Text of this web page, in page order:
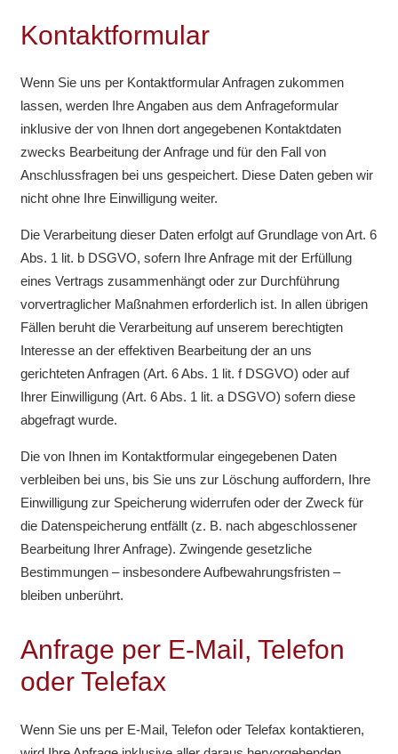
Kontaktformular
Wenn Sie uns per Kontaktformular Anfragen zukommen
lassen, werden Ihre Angaben aus dem Anfrageformular
inklusive der von Ihnen dort angegebenen Kontaktdaten
zwecks Bearbeitung der Anfrage und für den Fall von
Anschlussfragen bei uns gespeichert. Diese Daten geben wir
nicht ohne Ihre Einwilligung weiter.
Die Verarbeitung dieser Daten erfolgt auf Grundlage von Art. 6
Abs. 1 lit. b DSGVO, sofern Ihre Anfrage mit der Erfüllung
eines Vertrags zusammenhängt oder zur Durchführung
vorvertraglicher Maßnahmen erforderlich ist. In allen übrigen
Fällen beruht die Verarbeitung auf unserem berechtigten
Interesse an der effektiven Bearbeitung der an uns
gerichteten Anfragen (Art. 6 Abs. 1 lit. f DSGVO) oder auf
Ihrer Einwilligung (Art. 6 Abs. 1 lit. a DSGVO) sofern diese
abgefragt wurde.
Die von Ihnen im Kontaktformular eingegebenen Daten
verbleiben bei uns, bis Sie uns zur Löschung auffordern, Ihre
Einwilligung zur Speicherung widerrufen oder der Zweck für
die Datenspeicherung entfällt (z. B. nach abgeschlossener
Bearbeitung Ihrer Anfrage). Zwingende gesetzliche
Bestimmungen – insbesondere Aufbewahrungsfristen –
bleiben unberührt.
Anfrage per E-Mail, Telefon
oder Telefax
Wenn Sie uns per E-Mail, Telefon oder Telefax kontaktieren,